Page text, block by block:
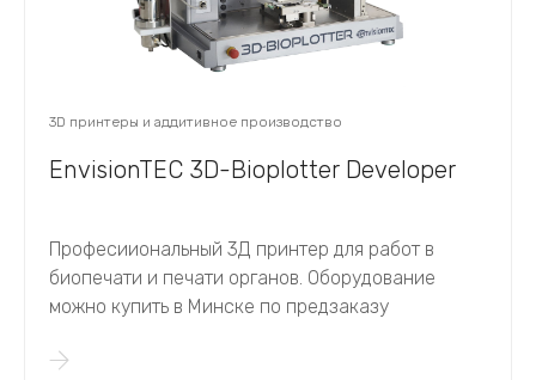
3D принтеры и аддитивное производство
EnvisionTEC 3D-Bioplotter Developer
Професииональный 3Д принтер для работ в
биопечати и печати органов. Оборудование
можно купить в Минске по предзаказу